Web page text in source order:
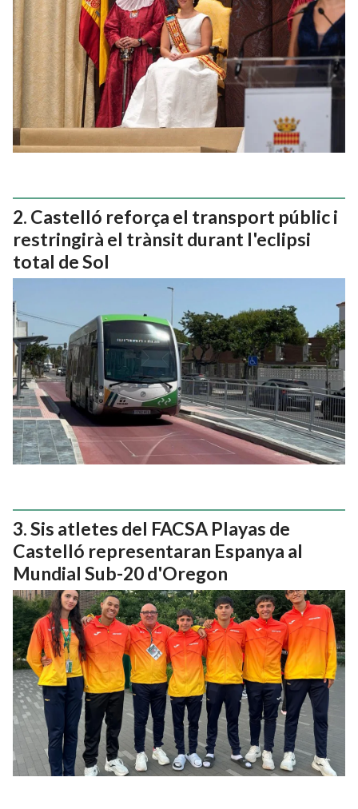
Castelló reforça el transport públic i
restringirà el trànsit durant l'eclipsi
total de Sol
Sis atletes del FACSA Playas de
Castelló representaran Espanya al
Mundial Sub-20 d'Oregon